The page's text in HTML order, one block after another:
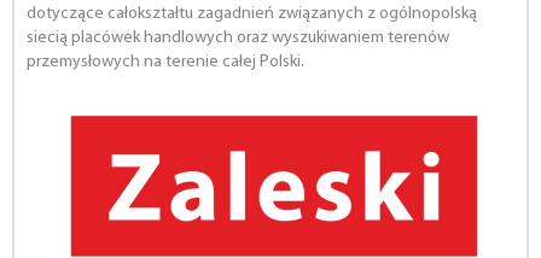
dotyczące całokształtu zagadnień związanych z ogólnopolską
siecią placówek handlowych oraz wyszukiwaniem terenów
przemysłowych na terenie całej Polski.